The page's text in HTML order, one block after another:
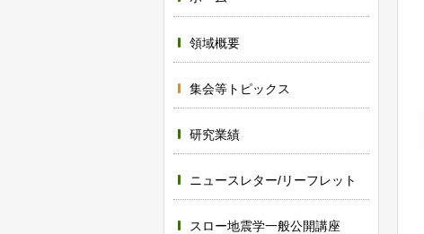
領域概要
集会等トピックス
研究業績
ニュースレター/リーフレット
スロー地震学一般公開講座